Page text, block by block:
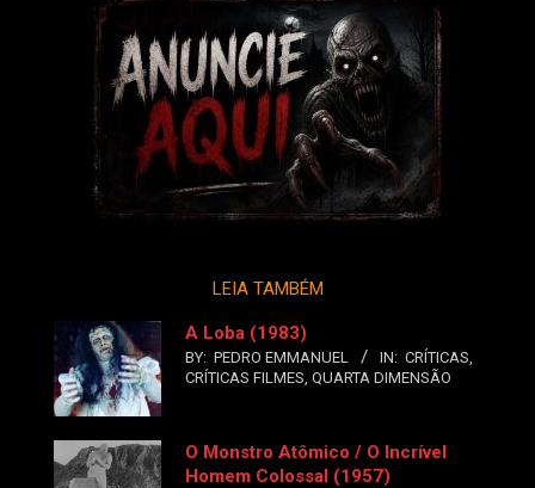
LEIA TAMBÉM
A Loba (1983)
BY: PEDRO EMMANUEL IN: CRÍTICAS,
CRÍTICAS FILMES, QUARTA DIMENSÃO
O Monstro Atômico / O Incrível
Homem Colossal (1957)